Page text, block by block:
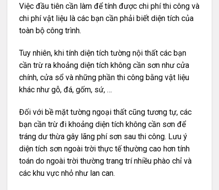
Việc đầu tiên cần làm để tính được chi phí thi công và
chi phí vật liệu là các bạn cần phải biết diện tích của
toàn bộ công trình.
Tuy nhiên, khi tính diện tích tường nội thất các bạn
cần trừ ra khoảng diện tích không cần sơn như cửa
chính, cửa sổ và những phần thi công bằng vật liệu
khác như gỗ, đá, gốm, sứ, …
Đối với bề mặt tường ngoại thất cũng tương tự, các
bạn cần trừ đi khoảng diện tích không cần sơn để
tráng dư thừa gây lãng phí sơn sau thi công. Lưu ý
diện tích sơn ngoài trời thực tế thường cao hơn tính
toán do ngoài trời thường trang trí nhiều phào chỉ và
các khu vực nhỏ như lan can.